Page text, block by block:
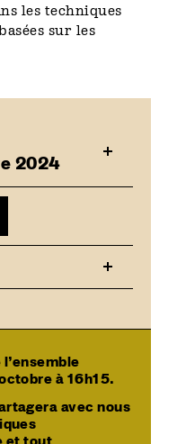
les techniques
sur les
2024
à 16h15.
avec nous